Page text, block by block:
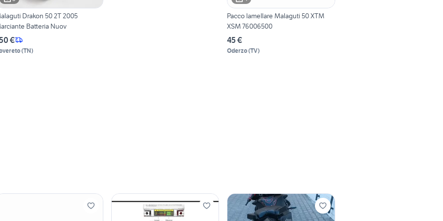
Drakon 50 2T 2005
Batteria Nuov
€
(TN)
Pacco lamellare Malaguti 50 XTM
XSM 76006500
45 €
Oderzo(TV)